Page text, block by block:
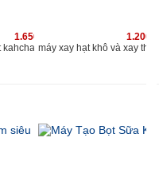
máy xay đá bào chuyên nghiệp 2019 | máy bào đá tuyết 2 nắp 2 lưới | www.kahchan.vn
1.650.000 vnđ